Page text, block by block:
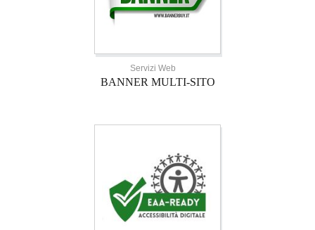
Servizi Web
BANNER MULTI-SITO